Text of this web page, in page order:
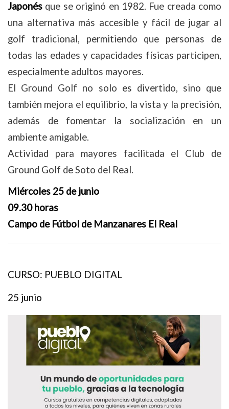
Japonés que se originó en 1982. Fue creada como
una alternativa más accesible y fácil de jugar al
golf tradicional, permitiendo que personas de
todas las edades y capacidades físicas participen,
especialmente adultos mayores.
El Ground Golf no solo es divertido, sino que
también mejora el equilibrio, la vista y la precisión,
además de fomentar la socialización en un
ambiente amigable.
Actividad para mayores facilitada el Club de
Ground Golf de Soto del Real.
Miércoles 25 de junio
09.30 horas
Campo de Fútbol de Manzanares El Real
CURSO: PUEBLO DIGITAL
25 junio